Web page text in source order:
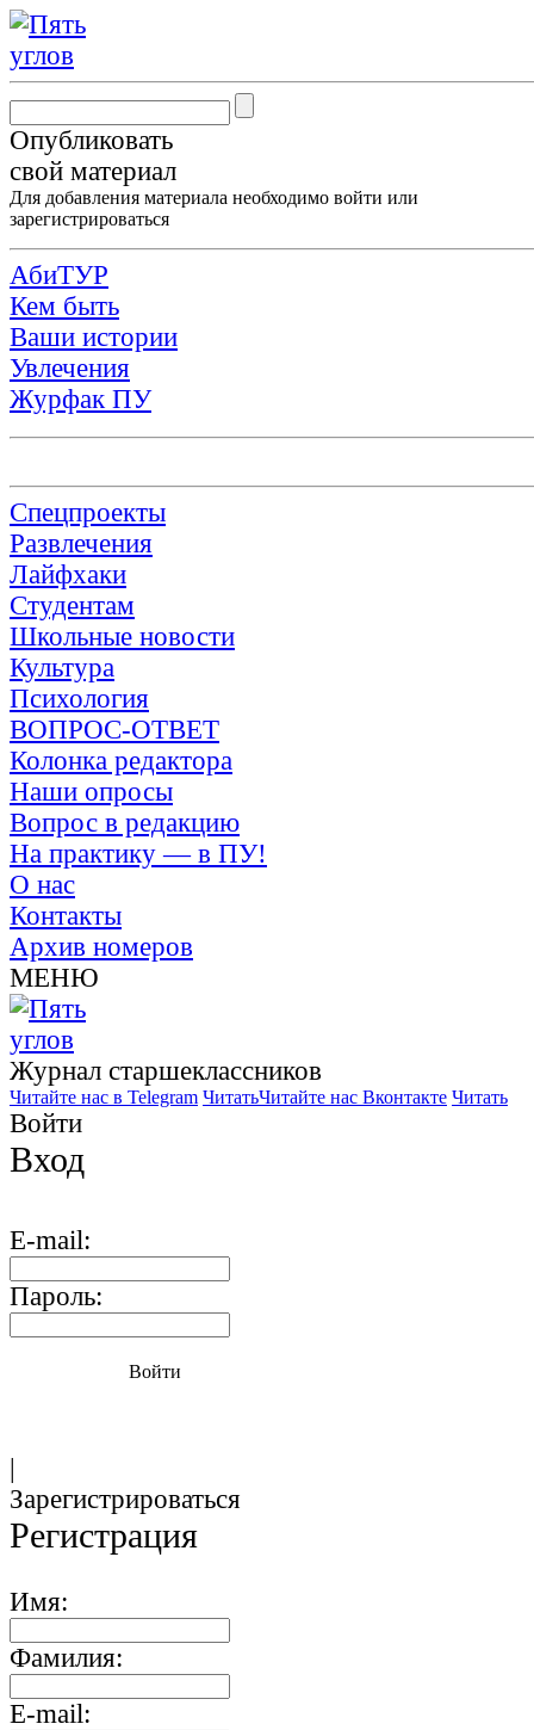
Опубликовать
свой материал
Для добавления материала необходимо войти или
зарегистрироваться
АбиТУР
Кем быть
Ваши истории
Увлечения
Журфак ПУ
Спецпроекты
Развлечения
Лайфхаки
Студентам
Школьные новости
Культура
Психология
ВОПРОС-ОТВЕТ
Колонка редактора
Наши опросы
Вопрос в редакцию
На практику — в ПУ!
О нас
Контакты
Архив номеров
МЕНЮ
Журнал старшекласcников
Читайте нас в Telegram ЧитатьЧитайте нас Вконтакте Читать
Войти
Вход
E-mail:
Пароль:
Войти
|
Зарегистрироваться
Регистрация
Имя:
Фамилия:
E-mail: